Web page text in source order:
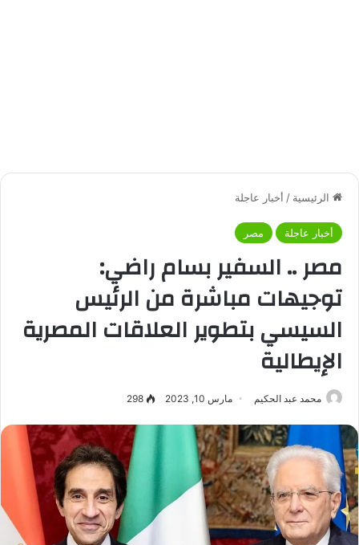
الرئيسية / أخبار عاجلة
أخبار عاجلة مصر
مصر .. السفير بسام راضي:
توجيهات مباشرة من الرئيس
السيسي بتطوير العلاقات المصرية
الإيطالية
محمد عبد الحكيم مارس 10, 2023 298